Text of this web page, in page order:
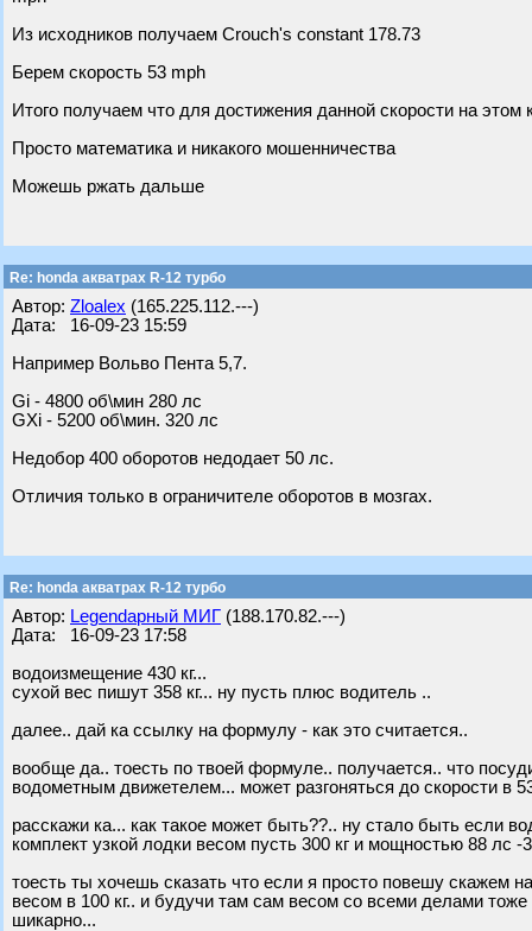
Из исходников получаем Crouch's constant 178.73
Берем скорость 53 mph
Итого получаем что для достижения данной скорости на этом
Просто математика и никакого мошенничества
Можешь ржать дальше
Re: honda акватрах R-12 турбо
Автор: Zloalex (165.225.112.---)
Дата: 16-09-23 15:59
Например Вольво Пента 5,7.
Gi - 4800 об\мин 280 лс
GXi - 5200 об\мин. 320 лс
Недобор 400 оборотов недодает 50 лс.
Отличия только в ограничителе оборотов в мозгах.
Re: honda акватрах R-12 турбо
Автор: Legendарный МИГ (188.170.82.---)
Дата: 16-09-23 17:58
водоизмещение 430 кг...
сухой вес пишут 358 кг... ну пусть плюс водитель ..
далее.. дай ка ссылку на формулу - как это считается..
вообще да.. тоесть по твоей формуле.. получается.. что
водометным движетелем... может разгоняться до скорости в
расскажи ка... как такое может быть??.. ну стало быть если
комплект узкой лодки весом пусть 300 кг и мощностью 88 лс
тоесть ты хочешь сказать что если я просто повешу скажем
весом в 100 кг.. и будучи там сам весом со всеми делами
шикарно...